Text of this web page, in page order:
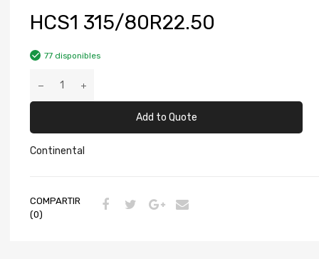
HCS1 315/80R22.50
77 disponibles
Add to Quote
Continental
COMPARTIR
(0)